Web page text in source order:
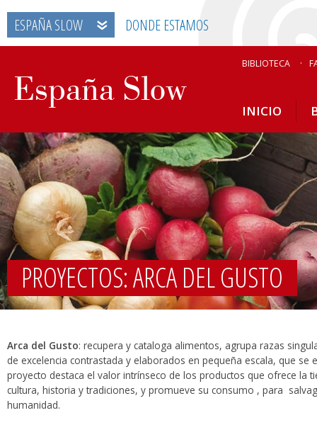
ESPAÑA SLOW DONDE ESTAMOS
BIBLIOTECA
INICIO
PROYECTOS: ARCA DEL GUSTO
Arca del Gusto: recupera y cataloga alimentos, agrupa razas
de excelencia contrastada y elaborados en pequeña escala, que se
proyecto destaca el valor intrínseco de los productos que ofrece la
cultura, historia y tradiciones, y promueve su consumo , para
humanidad.